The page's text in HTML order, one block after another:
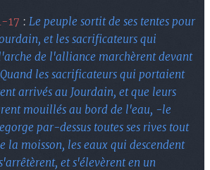
17 : Le peuple sortit de ses tentes pour
et les sacrificateurs qui
de l'alliance marchèrent devant
les sacrificateurs qui portaient
arrivés au Jourdain, et que leurs
mouillés au bord de l'eau, -le
par-dessus toutes ses rives tout
la moisson, les eaux qui descendent
et s'élevèrent en un